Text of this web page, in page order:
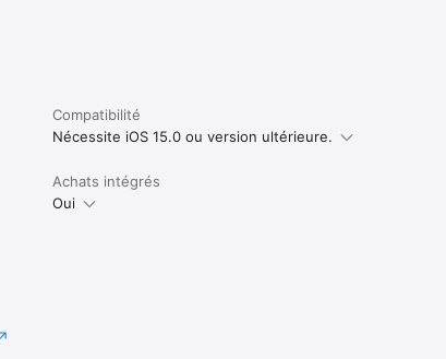
Compatibilité
Nécessite iOS 15.0 ou version ultérieure.
Achats intégrés
Oui